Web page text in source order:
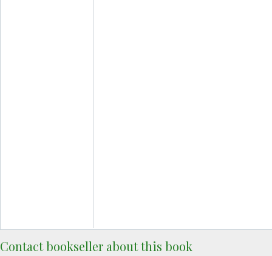
Contact bookseller about this book